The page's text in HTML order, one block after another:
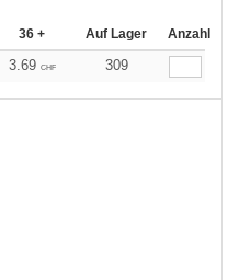
36 + Auf Lager Anzahl
3.69 CHF 309